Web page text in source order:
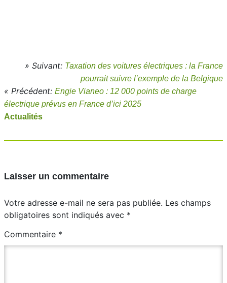
» Suivant: Taxation des voitures électriques : la France
pourrait suivre l’exemple de la Belgique
« Précédent: Engie Vianeo : 12 000 points de charge
électrique prévus en France d’ici 2025
Actualités
Laisser un commentaire
Votre adresse e-mail ne sera pas publiée. Les champs
obligatoires sont indiqués avec *
Commentaire *